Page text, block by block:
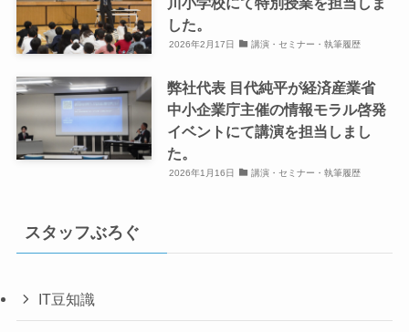
した。
2026年2月17日 講演・セミナー・執筆履歴
弊社代表 目代純平が経済産業省
中小企業庁主催の情報モラル啓発
イベントにて講演を担当しまし
た。
2026年1月16日 講演・セミナー・執筆履歴
スタッフぶろぐ
IT豆知識